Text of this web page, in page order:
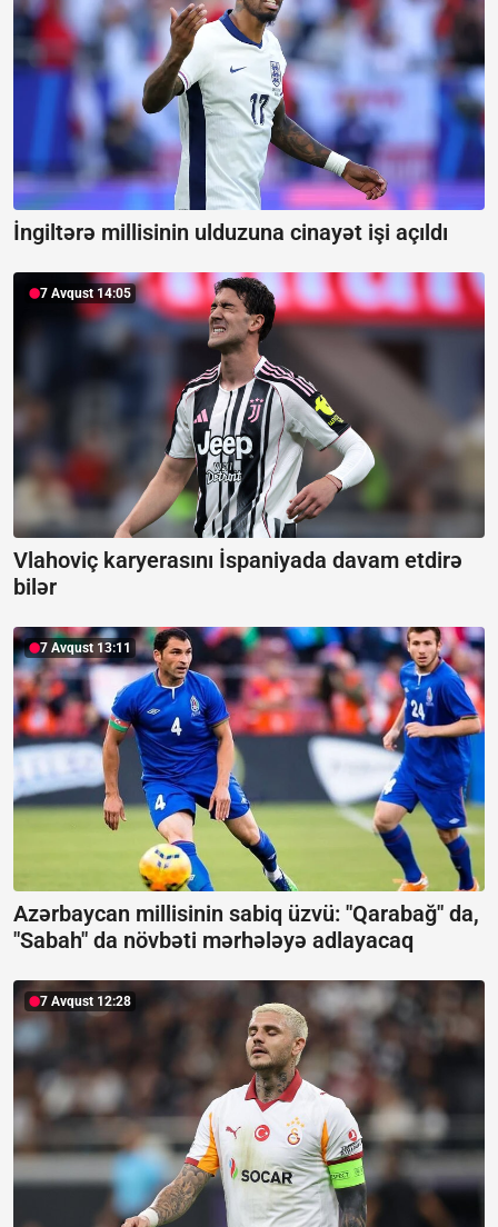
İngiltərə millisinin ulduzuna cinayət işi açıldı
7 Avqust 14:05
Vlahoviç karyerasını İspaniyada davam etdirə
bilər
7 Avqust 13:11
Azərbaycan millisinin sabiq üzvü: "Qarabağ" da,
"Sabah" da növbəti mərhələyə adlayacaq
7 Avqust 12:28